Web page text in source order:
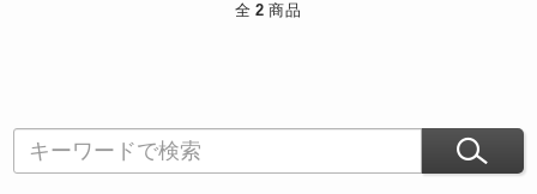
全 2 商品